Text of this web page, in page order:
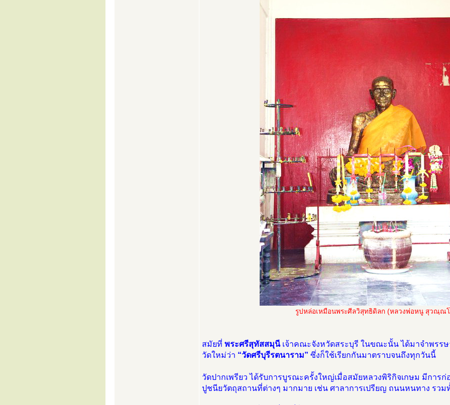
รูปหล่อเหมือนพระศีลวิสุทธิดิลก (หลวงพ่อหนู สุวณฺณ
สมัยที่ พระศรีสุทัสสมุนีเจ้าคณะจังหวัดสระบุรี ในขณะนั้น ได้มาจำพรรษ
วัดใหม่ว่า “วัดศรีบุรีรตนาราม” ซึ่งก็ใช้เรียกกันมาตราบจนถึงทุกวันนี้
วัดปากเพรียว ได้รับการบูรณะครั้งใหญ่เมื่อสมัยหลวงพิริกิจเกษม มีการ
ปูชนียวัตถุสถานที่ต่างๆ มากมาย เช่น ศาลาการเปรียญ ถนนหนทาง รว